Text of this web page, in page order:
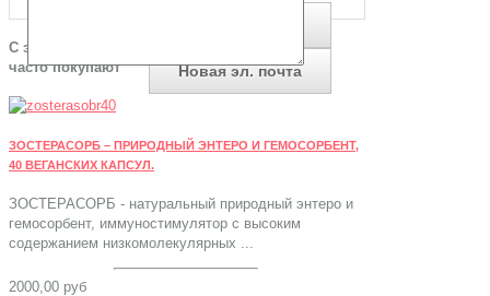
С этим товаром
часто покупают
ЗОСТЕРАСОРБ – ПРИРОДНЫЙ ЭНТЕРО И ГЕМОСОРБЕНТ,
40 ВЕГАНСКИХ КАПСУЛ.
ЗОСТЕРАСОРБ - натуральный природный энтеро и
гемосорбент, иммуностимулятор с высоким
содержанием низкомолекулярных ...
2000,00 руб